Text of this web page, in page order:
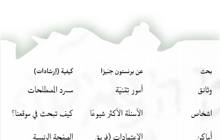
بحث
وثائق
اشخاص
أَماكِن
عن برنستون جنيزا
أمور تِقنيّة
الأسئلة الأكثر شيوعًا
الاعتمادات (فريق
كيفية (إرشادات)
مسرد المصطلحات
كيف تبحث في موقعنا؟
الصفحة الرئيسة